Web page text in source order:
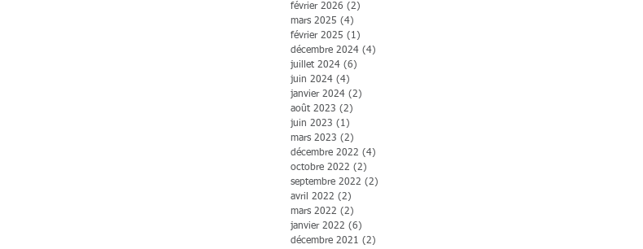
février 2026 (2)
mars 2025 (4)
février 2025 (1)
décembre 2024 (4)
juillet 2024 (6)
juin 2024 (4)
janvier 2024 (2)
août 2023 (2)
juin 2023 (1)
mars 2023 (2)
décembre 2022 (4)
octobre 2022 (2)
septembre 2022 (2)
avril 2022 (2)
mars 2022 (2)
janvier 2022 (6)
décembre 2021 (2)